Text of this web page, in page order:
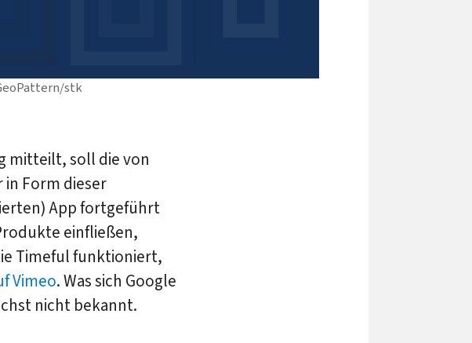
stk
mitteilt, soll die von
Form dieser
App fortgeführt
einfließen,
Timeful funktioniert,
Vimeo. Was sich Google
nicht bekannt.